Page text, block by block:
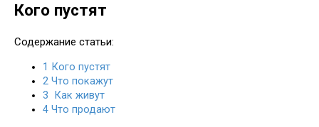
Кого пустят
Содержание статьи:
1 Кого пустят
2 Что покажут
3 Как живут
4 Что продают